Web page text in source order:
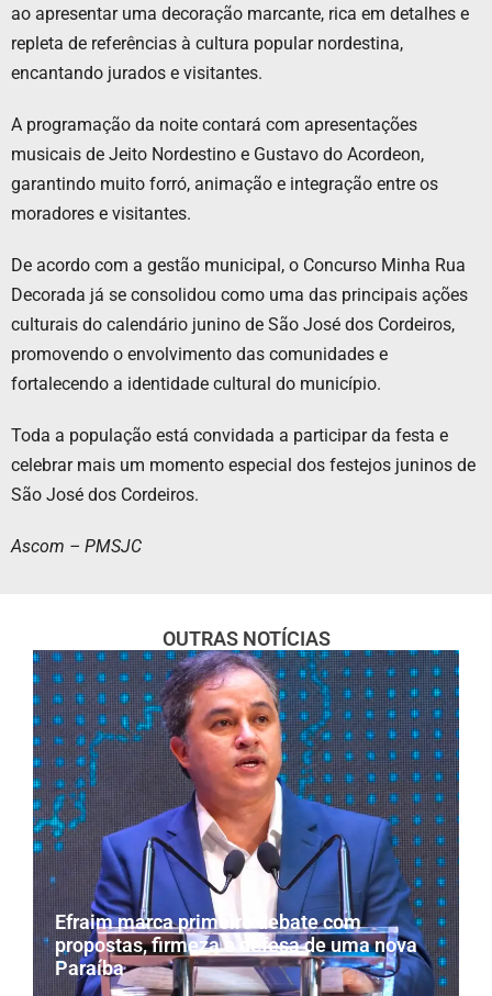
ao apresentar uma decoração marcante, rica em detalhes e
repleta de referências à cultura popular nordestina,
encantando jurados e visitantes.
A programação da noite contará com apresentações
musicais de Jeito Nordestino e Gustavo do Acordeon,
garantindo muito forró, animação e integração entre os
moradores e visitantes.
De acordo com a gestão municipal, o Concurso Minha Rua
Decorada já se consolidou como uma das principais ações
culturais do calendário junino de São José dos Cordeiros,
promovendo o envolvimento das comunidades e
fortalecendo a identidade cultural do município.
Toda a população está convidada a participar da festa e
celebrar mais um momento especial dos festejos juninos de
São José dos Cordeiros.
Ascom – PMSJC
OUTRAS NOTÍCIAS
Efraim marca primeiro debate com
propostas, firmeza e defesa de uma nova
Paraíba